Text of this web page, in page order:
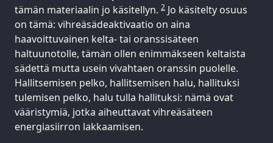
tämän materiaalin jo käsitellyn. 2 Jo käsitelty osuus
on tämä: vihreäsädeaktivaatio on aina
haavoittuvainen kelta- tai oranssisäteen
haltuunotolle, tämän ollen enimmäkseen keltaista
sädettä mutta usein vivahtaen oranssin puolelle.
Hallitsemisen pelko, hallitsemisen halu, hallituksi
tulemisen pelko, halu tulla hallituksi: nämä ovat
vääristymiä, jotka aiheuttavat vihreäsäteen
energiasiirron lakkaamisen.